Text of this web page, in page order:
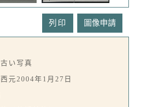
列印
古い写真
西元2004年1月27日